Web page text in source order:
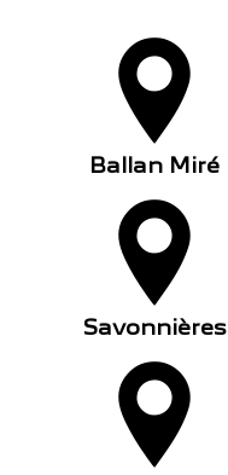
Ballan Miré
Savonnières